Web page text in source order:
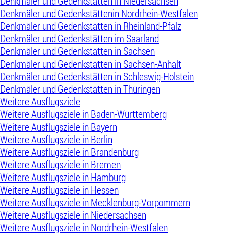
Denkmäler und Gedenkstättenin Nordrhein-Westfalen
Denkmäler und Gedenkstätten in Rheinland-Pfalz
Denkmäler und Gedenkstätten im Saarland
Denkmäler und Gedenkstätten in Sachsen
Denkmäler und Gedenkstätten in Sachsen-Anhalt
Denkmäler und Gedenkstätten in Schleswig-Holstein
Denkmäler und Gedenkstätten in Thüringen
Weitere Ausflugsziele
Weitere Ausflugsziele in Baden-Württemberg
Weitere Ausflugsziele in Bayern
Weitere Ausflugsziele in Berlin
Weitere Ausflugsziele in Brandenburg
Weitere Ausflugsziele in Bremen
Weitere Ausflugsziele in Hamburg
Weitere Ausflugsziele in Hessen
Weitere Ausflugsziele in Mecklenburg-Vorpommern
Weitere Ausflugsziele in Niedersachsen
Weitere Ausflugsziele in Nordrhein-Westfalen